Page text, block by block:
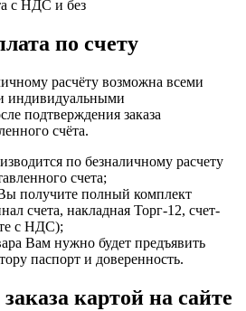
с НДС и без
по счету
расчёту возможна всеми
индивидуальными
подтверждения заказа
счёта.
по безналичному расчету
счета;
получите полный комплект
счета, накладная Торг-12, счет-
с НДС);
Вам нужно будет предъявить
паспорт и доверенность.
картой на сайте